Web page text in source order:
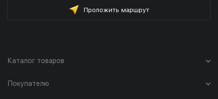
Проложить маршрут
Каталог товаров
Покупателю